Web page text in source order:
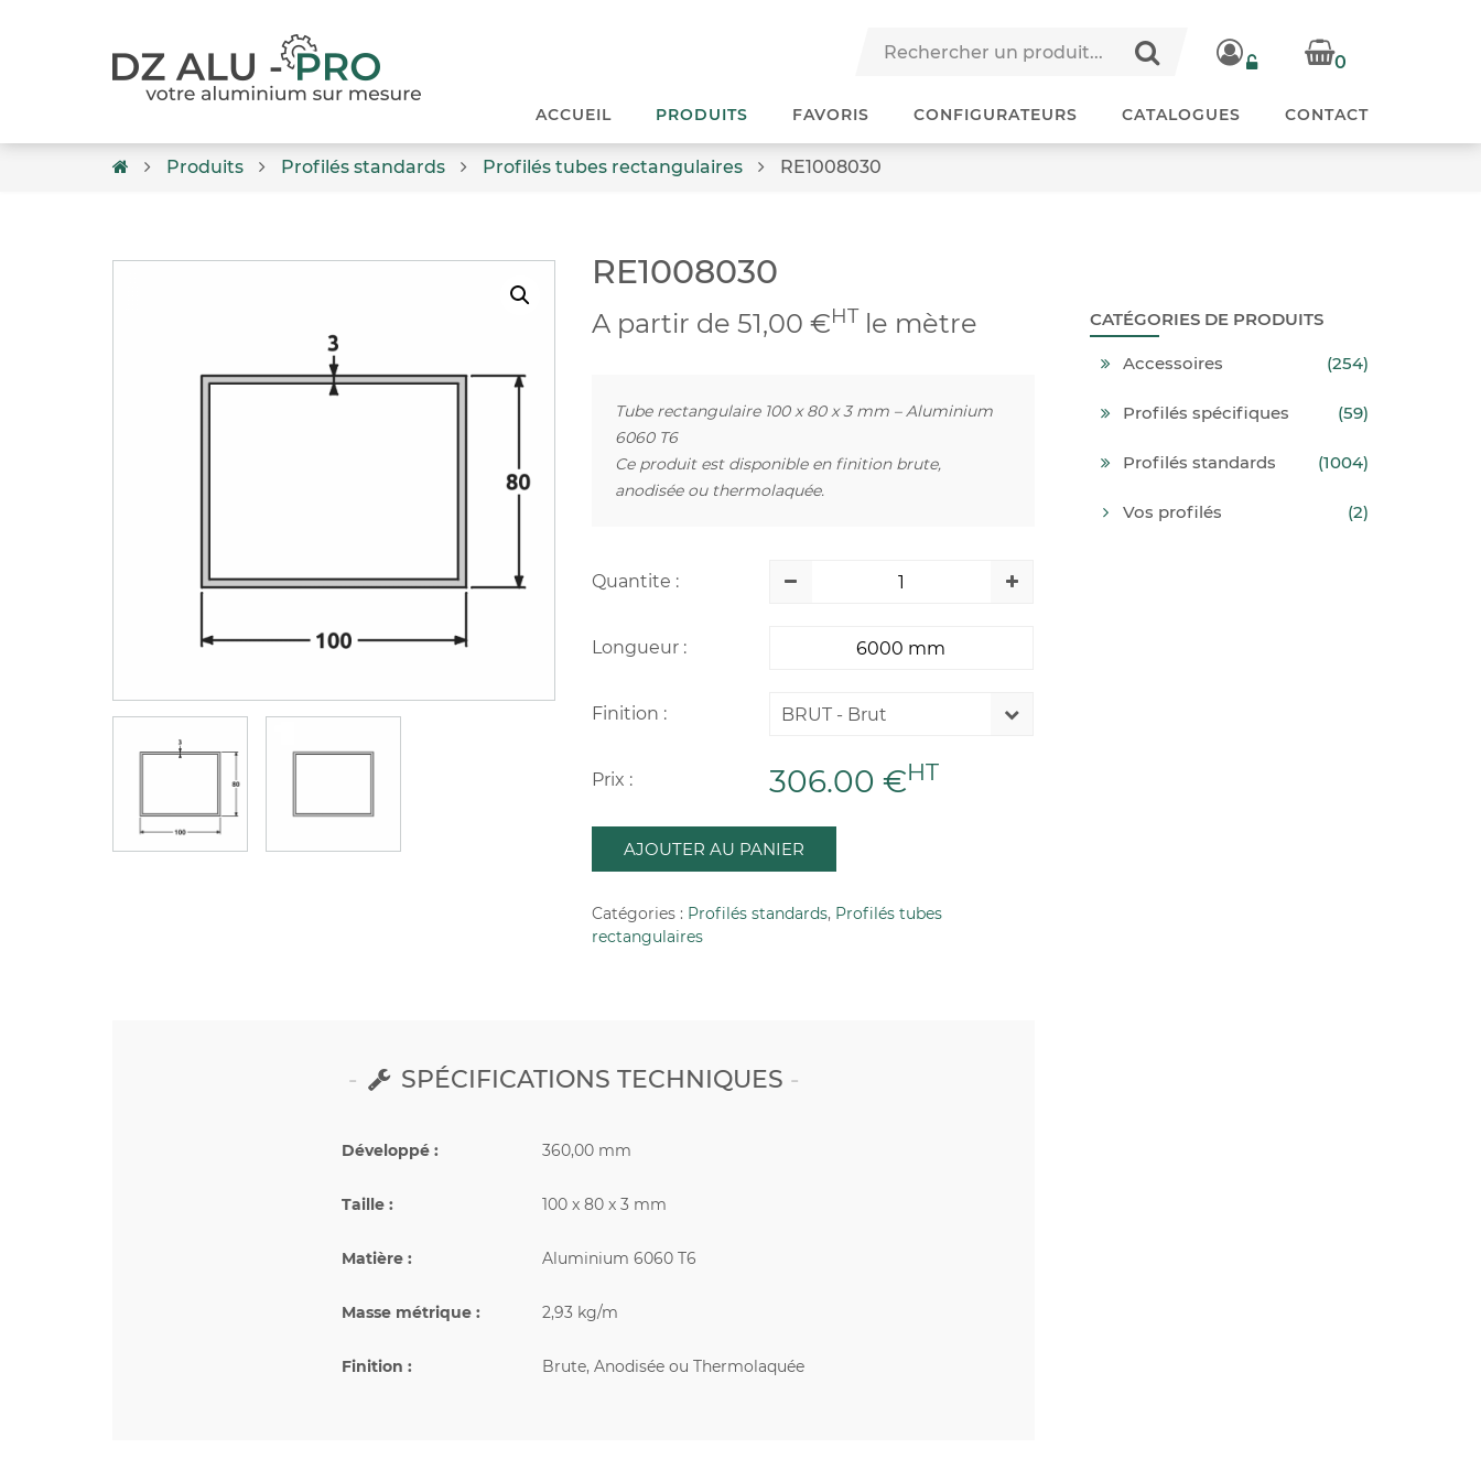
0
ACCUEIL PRODUITS FAVORIS CONFIGURATEURS CATALOGUES CONTACT
Produits Profilés standards Profilés tubes rectangulaires RE1008030
RE1008030
A partir de 51,00 €HT le mètre
Tube rectangulaire 100 x 80 x 3 mm – Aluminium
6060 T6
Ce produit est disponible en finition brute,
anodisée ou thermolaquée.
Quantite :
Longueur :
Finition : BRUT - Brut
Prix : 306.00 €HT
AJOUTER AU PANIER
Catégories : Profilés standards, Profilés tubes
rectangulaires
SPÉCIFICATIONS TECHNIQUES
Développé : 360,00 mm
Taille : 100 x 80 x 3 mm
Matière : Aluminium 6060 T6
Masse métrique : 2,93 kg/m
Finition : Brute, Anodisée ou Thermolaquée
CATÉGORIES DE PRODUITS
Accessoires (254)
Profilés spécifiques (59)
Profilés standards (1004)
Vos profilés (2)